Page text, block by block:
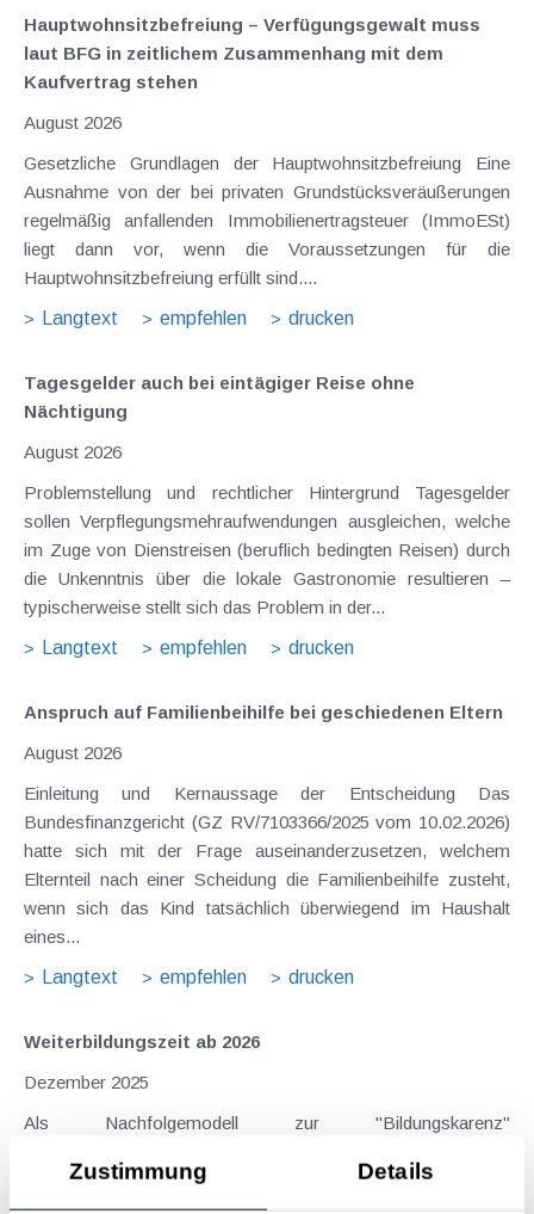
Zustimmung Details
Hauptwohnsitz​­befreiung – Verfügungsgewalt muss
laut BFG in zeitlichem Zusammenhang mit dem
Kaufvertrag stehen
August 2026
Gesetzliche Grundlagen der Hauptwohnsitzbefreiung Eine
Ausnahme von der bei privaten Grundstücksveräußerungen
regelmäßig anfallenden Immobilienertragsteuer (ImmoESt)
liegt dann vor, wenn die Voraussetzungen für die
Hauptwohnsitzbefreiung erfüllt sind....
Langtext
empfehlen drucken
Tagesgelder auch bei eintägiger Reise ohne
Nächtigung
August 2026
Problemstellung und rechtlicher Hintergrund Tagesgelder
sollen Verpflegungsmehraufwendungen ausgleichen, welche
im Zuge von Dienstreisen (beruflich bedingten Reisen) durch
die Unkenntnis über die lokale Gastronomie resultieren –
typischerweise stellt sich das Problem in der...
Langtext
empfehlen drucken
Anspruch auf Familienbeihilfe bei geschiedenen Eltern
August 2026
Einleitung und Kernaussage der Entscheidung Das
Bundesfinanzgericht (GZ RV/7103366/2025 vom 10.02.2026)
hatte sich mit der Frage auseinanderzusetzen, welchem
Elternteil nach einer Scheidung die Familienbeihilfe zusteht,
wenn sich das Kind tatsächlich überwiegend im Haushalt
eines...
Langtext
empfehlen drucken
Weiterbildungszeit ab 2026
Dezember 2025
Als Nachfolgemodell zur "Bildungskarenz"
Weiterbildungszeit ab 1.1.2026 zu Änderungen und vor allem
Verschärfungen. Vorgesehen - die finale Umsetzung bleibt